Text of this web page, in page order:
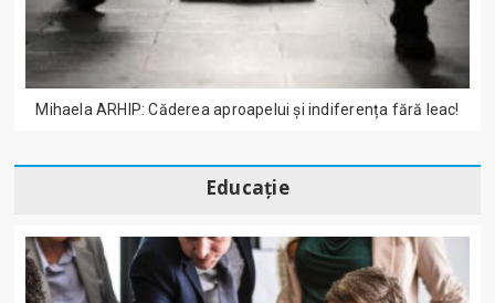
Mihaela ARHIP: Căderea aproapelui și indiferența fără leac!
Educație